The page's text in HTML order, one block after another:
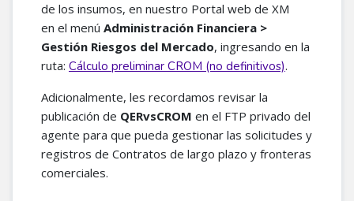
de los insumos, en nuestro Portal web de XM
en el menú Administración Financiera >
Gestión Riesgos del Mercado, ingresando en la
ruta: Cálculo preliminar CROM (no definitivos).
Adicionalmente, les recordamos revisar la
publicación de QERvsCROM en el FTP privado del
agente para que pueda gestionar las solicitudes y
registros de Contratos de largo plazo y fronteras
comerciales.